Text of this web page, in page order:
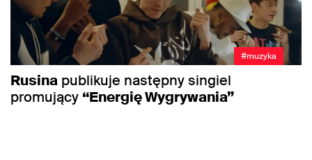
#muzyka
Rusina publikuje następny singiel
promujący “Energię Wygrywania”